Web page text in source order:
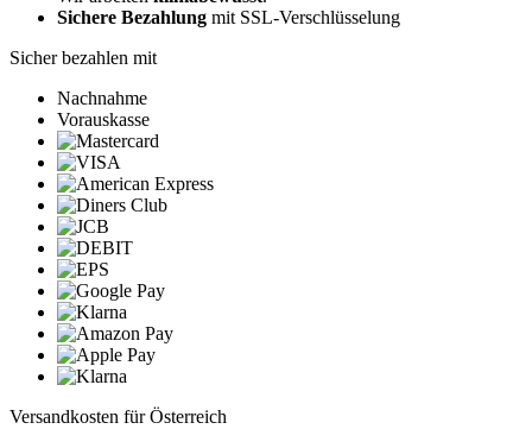
Sichere Bezahlung mit SSL-Verschlüsselung
Sicher bezahlen mit
Nachnahme
Vorauskasse
Versandkosten für Österreich